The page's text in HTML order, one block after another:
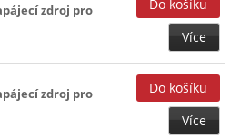
zdroj pro
Více
zdroj pro
Více